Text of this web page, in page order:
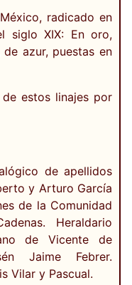
radicado en
siglo XIX: En oro,
azur, puestas en
estos linajes por
de apellidos
y Arturo García
de la Comunidad
Heraldario
de Vicente de
Jaime Febrer.
Vilar y Pascual.